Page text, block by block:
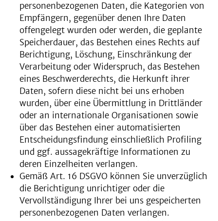
personenbezogenen Daten, die Kategorien von
Empfängern, gegenüber denen Ihre Daten
offengelegt wurden oder werden, die geplante
Speicherdauer, das Bestehen eines Rechts auf
Berichtigung, Löschung, Einschränkung der
Verarbeitung oder Widerspruch, das Bestehen
eines Beschwerderechts, die Herkunft ihrer
Daten, sofern diese nicht bei uns erhoben
wurden, über eine Übermittlung in Drittländer
oder an internationale Organisationen sowie
über das Bestehen einer automatisierten
Entscheidungsfindung einschließlich Profiling
und ggf. aussagekräftige Informationen zu
deren Einzelheiten verlangen.
Gemäß Art. 16 DSGVO können Sie unverzüglich
die Berichtigung unrichtiger oder die
Vervollständigung Ihrer bei uns gespeicherten
personenbezogenen Daten verlangen.